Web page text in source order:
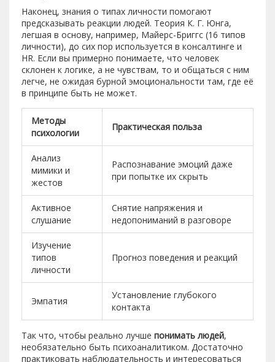
Наконец, знания о типах личности помогают
предсказывать реакции людей. Теория К. Г. Юнга,
легшая в основу, например, Майерс-Бриггс (16 типов
личности), до сих пор используется в консалтинге и
HR. Если вы примерно понимаете, что человек
склонен к логике, а не чувствам, то и общаться с ним
легче, не ожидая бурной эмоциональности там, где её
в принципе быть не может.
Методы
психологии
Практическая польза
Анализ
мимики и
жестов
Распознавание эмоций даже
при попытке их скрыть
Активное
слушание
Снятие напряжения и
недопониманий в разговоре
Изучение
типов
личности
Прогноз поведения и реакций
Эмпатия
Установление глубокого
контакта
Так что, чтобы реально лучше понимать людей,
необязательно быть психоаналитиком. Достаточно
практиковать наблюдательность и интересоваться